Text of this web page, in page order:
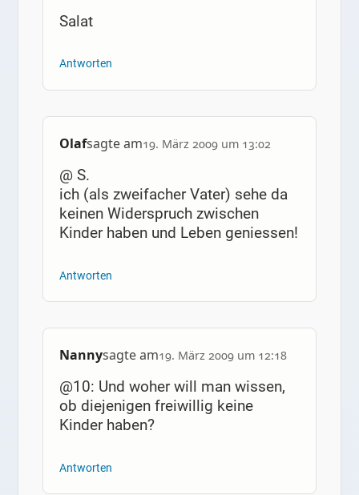
Salat
Antworten
Olafsagte am19. März 2009 um 13:02
@ S.
ich (als zweifacher Vater) sehe da
keinen Widerspruch zwischen
Kinder haben und Leben geniessen!
Antworten
Nannysagte am19. März 2009 um 12:18
@10: Und woher will man wissen,
ob diejenigen freiwillig keine
Kinder haben?
Antworten